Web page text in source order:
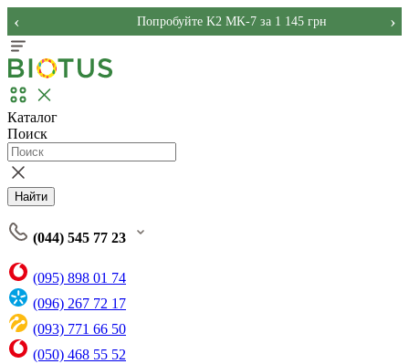
Попробуйте K2 MK-7 за 1 145 грн
‹ ›
Каталог
Поиск
Найти
(044) 545 77 23
(095) 898 01 74
(096) 267 72 17
(093) 771 66 50
(050) 468 55 52